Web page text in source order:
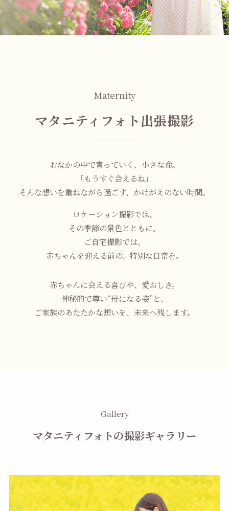
Maternity
マタニティフォト出張撮影
おなかの中で育っていく、小さな命。
「もうすぐ会えるね」
そんな想いを重ねながら過ごす、かけがえのない時間。
ロケーション撮影では、
その季節の景色とともに。
ご自宅撮影では、
赤ちゃんを迎える前の、特別な日常を。
赤ちゃんに会える喜びや、愛おしさ。
神秘的で尊い“母になる姿”と、
ご家族のあたたかな想いを、未来へ残します。
Gallery
マタニティフォトの撮影ギャラリー